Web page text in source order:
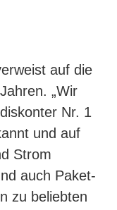
auf die
„Wir
Nr. 1
und auf
Strom
auch Paket-
zu beliebten